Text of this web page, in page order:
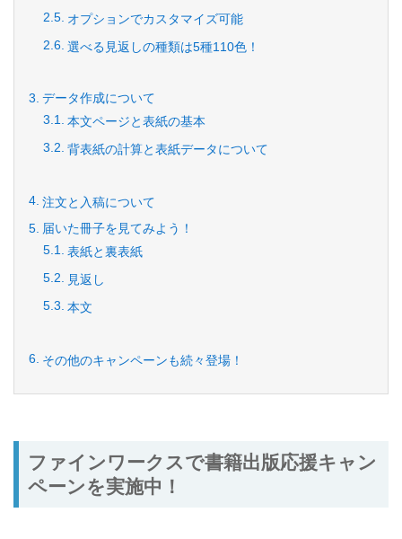
オプションでカスタマイズ可能
選べる見返しの種類は5種110色！
データ作成について
本文ページと表紙の基本
背表紙の計算と表紙データについて
注文と入稿について
届いた冊子を見てみよう！
表紙と裏表紙
見返し
本文
その他のキャンペーンも続々登場！
ファインワークスで書籍出版応援キャン
ペーンを実施中！